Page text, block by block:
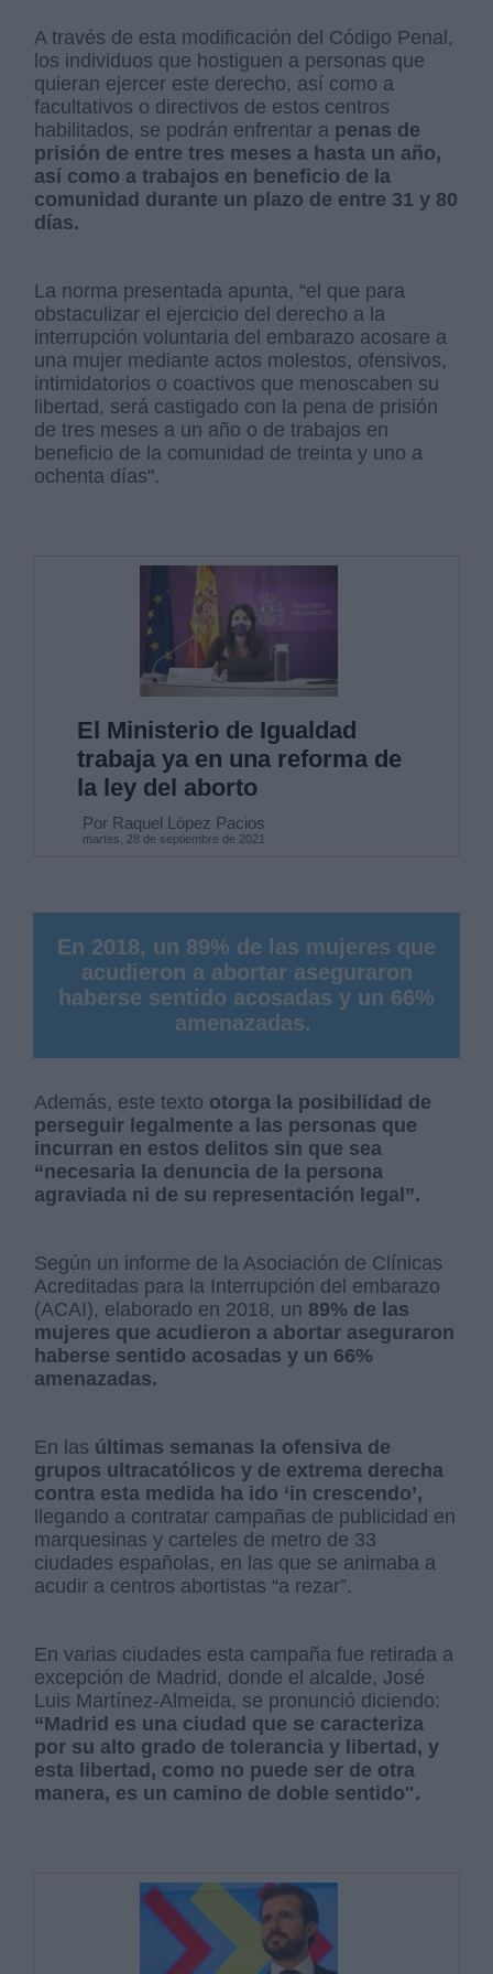
A través de esta modificación del Código Penal,
los individuos que hostiguen a personas que
quieran ejercer este derecho, así como a
facultativos o directivos de estos centros
habilitados, se podrán enfrentar a penas de
prisión de entre tres meses a hasta un año,
así como a trabajos en beneficio de la
comunidad durante un plazo de entre 31 y 80
días.
La norma presentada apunta, “el que para
obstaculizar el ejercicio del derecho a la
interrupción voluntaria del embarazo acosare a
una mujer mediante actos molestos, ofensivos,
intimidatorios o coactivos que menoscaben su
libertad, será castigado con la pena de prisión
de tres meses a un año o de trabajos en
beneficio de la comunidad de treinta y uno a
ochenta días".
El Ministerio de Igualdad
trabaja ya en una reforma de
la ley del aborto
Por Raquel López Pacios
martes, 28 de septiembre de 2021
En 2018, un 89% de las mujeres que
acudieron a abortar aseguraron
haberse sentido acosadas y un 66%
amenazadas.
Además, este texto otorga la posibilidad de
perseguir legalmente a las personas que
incurran en estos delitos sin que sea
“necesaria la denuncia de la persona
agraviada ni de su representación legal”.
Según un informe de la Asociación de Clínicas
Acreditadas para la Interrupción del embarazo
(ACAI), elaborado en 2018, un 89% de las
mujeres que acudieron a abortar aseguraron
haberse sentido acosadas y un 66%
amenazadas.
En las últimas semanas la ofensiva de
grupos ultracatólicos y de extrema derecha
contra esta medida ha ido ‘in crescendo’,
llegando a contratar campañas de publicidad en
marquesinas y carteles de metro de 33
ciudades españolas, en las que se animaba a
acudir a centros abortistas “a rezar”.
En varias ciudades esta campaña fue retirada a
excepción de Madrid, donde el alcalde, José
Luis Martínez-Almeida, se pronunció diciendo:
“Madrid es una ciudad que se caracteriza
por su alto grado de tolerancia y libertad, y
esta libertad, como no puede ser de otra
manera, es un camino de doble sentido".